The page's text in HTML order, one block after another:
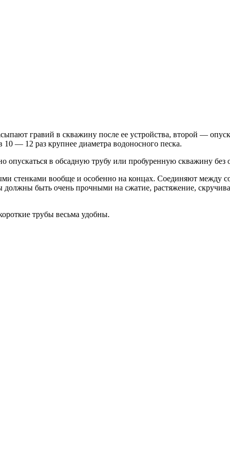
гравий в скважину после ее устройства, второй —
— 12 раз крупнее диаметра водоносного песка.
опускаться в обсадную трубу или пробуренную скважину без
стенками вообще и особенно на концах. Соединяют между
должны быть очень прочными на сжатие, растяжение,
трубы весьма удобны.